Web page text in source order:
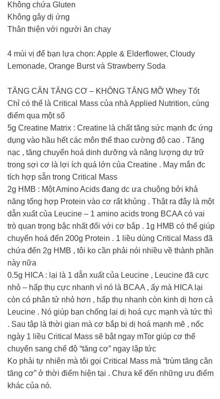
Không chứa Gluten⁣
Không gây dị ứng⁣
Thân thiện với người ăn chay⁣
4 mùi vị để bạn lựa chọn: Apple & Elderflower, Cloudy
Lemonade, Orange Burst và Strawberry Soda
TĂNG CÂN TĂNG CƠ – KHÔNG TĂNG MỠ Whey Tốt
Chỉ có thể là Critical Mass của nhà Applied Nutrition, cùng
điểm qua một số
5g Creatine Matrix : Creatine là chất tăng sức mạnh đc ứng
dụng vào hầu hết các môn thể thao cường độ cao . Tăng
nạc , tăng chuyển hoá dinh dưỡng và năng lượng dự trữ
trong sợi cơ là lợi ích quá lớn của Creatine . May mắn đc
tích hợp sẵn trong Critical Mass
2g HMB : Một Amino Acids đang dc ưa chuộng bởi khả
năng tổng hợp Protein vào cơ rất khủng . Thật ra đây là một
dẫn xuất của Leucine – 1 amino acids trong BCAA có vai
trò quan trọng bậc nhất đối với cơ bắp . 1g HMB có thể giúp
chuyển hoá đến 200g Protein . 1 liều dùng Critical Mass đã
chứa đến 2g HMB , tôi ko cần phải nói nhiều về thành phần
này nữa
0.5g HICA : lại là 1 dẫn xuất của Leucine , Leucine đã cực
nhỏ – hấp thụ cực nhanh vì nó là BCAA , ấy mà HICA lại
còn có phân tử nhỏ hơn , hấp thụ nhanh còn kinh dị hơn cả
Leucine . Nó giúp bạn chống lại dị hoá cực mạnh và tức thì
. Sau tập là thời gian mà cơ bắp bị dị hoá mạnh mẽ , nốc
ngày 1 liều Critical Mass sẽ bật ngay mTor giúp cơ thể
chuyển sang chế độ “tăng cơ” ngay lập tức
Ko phải tự nhiên mà tôi gọi Critical Mass mà “trùm tăng cân
tăng cơ” ở thời điểm hiện tại . Chưa kể đến những ưu điểm
khác của nó.